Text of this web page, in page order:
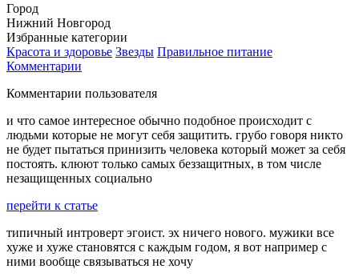
Город
Нижний Новгород
Избранные категории
Красота и здоровье Звезды Правильное питание
Комментарии
Комментарии пользователя
и что самое интересное обычно подобное происходит с
людьми которые не могут себя защитить. грубо говоря никто
не будет пытаться принизить человека который может за себя
постоять. клюют только самых беззащитных, в том числе
незащищенных социально
перейти к статье
типичный интроверт эгоист. эх ничего нового. мужики все
хуже и хуже становятся с каждым годом, я вот например с
ними вообще связываться не хочу